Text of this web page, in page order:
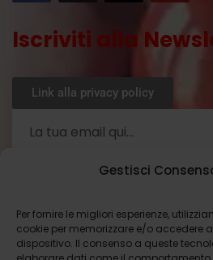
Gestisci
Per fornire le migliori esperienze,
cookie per memorizzare e/o accedere
dispositivo. Il consenso a queste
Iscriviti alla
Link alla privacy policy
ISCRIVITI